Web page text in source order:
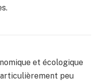
et écologique
peu